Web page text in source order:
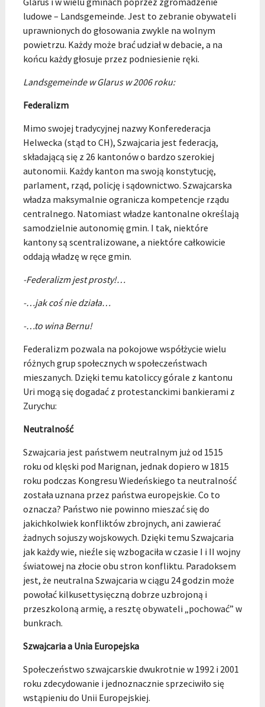
ludowe – Landsgemeinde. Jest to zebranie obywateli
uprawnionych do głosowania zwykle na wolnym
powietrzu. Każdy może brać udział w debacie, a na
końcu każdy głosuje przez podniesienie ręki.
Landsgemeinde w Glarus w 2006 roku:
Federalizm
Mimo swojej tradycyjnej nazwy Konferederacja
Helwecka (stąd to CH), Szwajcaria jest federacją,
składającą się z 26 kantonów o bardzo szerokiej
autonomii. Każdy kanton ma swoją konstytucję,
parlament, rząd, policję i sądownictwo. Szwajcarska
władza maksymalnie ogranicza kompetencje rządu
centralnego. Natomiast władze kantonalne określają
samodzielnie autonomię gmin. I tak, niektóre
kantony są scentralizowane, a niektóre całkowicie
oddają władzę w ręce gmin.
-Federalizm jest prosty!…
-…jak coś nie działa…
-…to wina Bernu!
Federalizm pozwala na pokojowe współżycie wielu
różnych grup społecznych w społeczeństwach
mieszanych. Dzięki temu katoliccy górale z kantonu
Uri mogą się dogadać z protestanckimi bankierami z
Zurychu:
Neutralność
Szwajcaria jest państwem neutralnym już od 1515
roku od klęski pod Marignan, jednak dopiero w 1815
roku podczas Kongresu Wiedeńskiego ta neutralność
została uznana przez państwa europejskie. Co to
oznacza? Państwo nie powinno mieszać się do
jakichkolwiek konfliktów zbrojnych, ani zawierać
żadnych sojuszy wojskowych. Dzięki temu Szwajcaria
jak każdy wie, nieźle się wzbogaciła w czasie I i II wojny
światowej na złocie obu stron konfliktu. Paradoksem
jest, że neutralna Szwajcaria w ciągu 24 godzin może
powołać kilkusettysięczną dobrze uzbrojoną i
przeszkoloną armię, a resztę obywateli „pochować” w
bunkrach.
Szwajcaria a Unia Europejska
Społeczeństwo szwajcarskie dwukrotnie w 1992 i 2001
roku zdecydowanie i jednoznacznie sprzeciwiło się
wstąpieniu do Unii Europejskiej.